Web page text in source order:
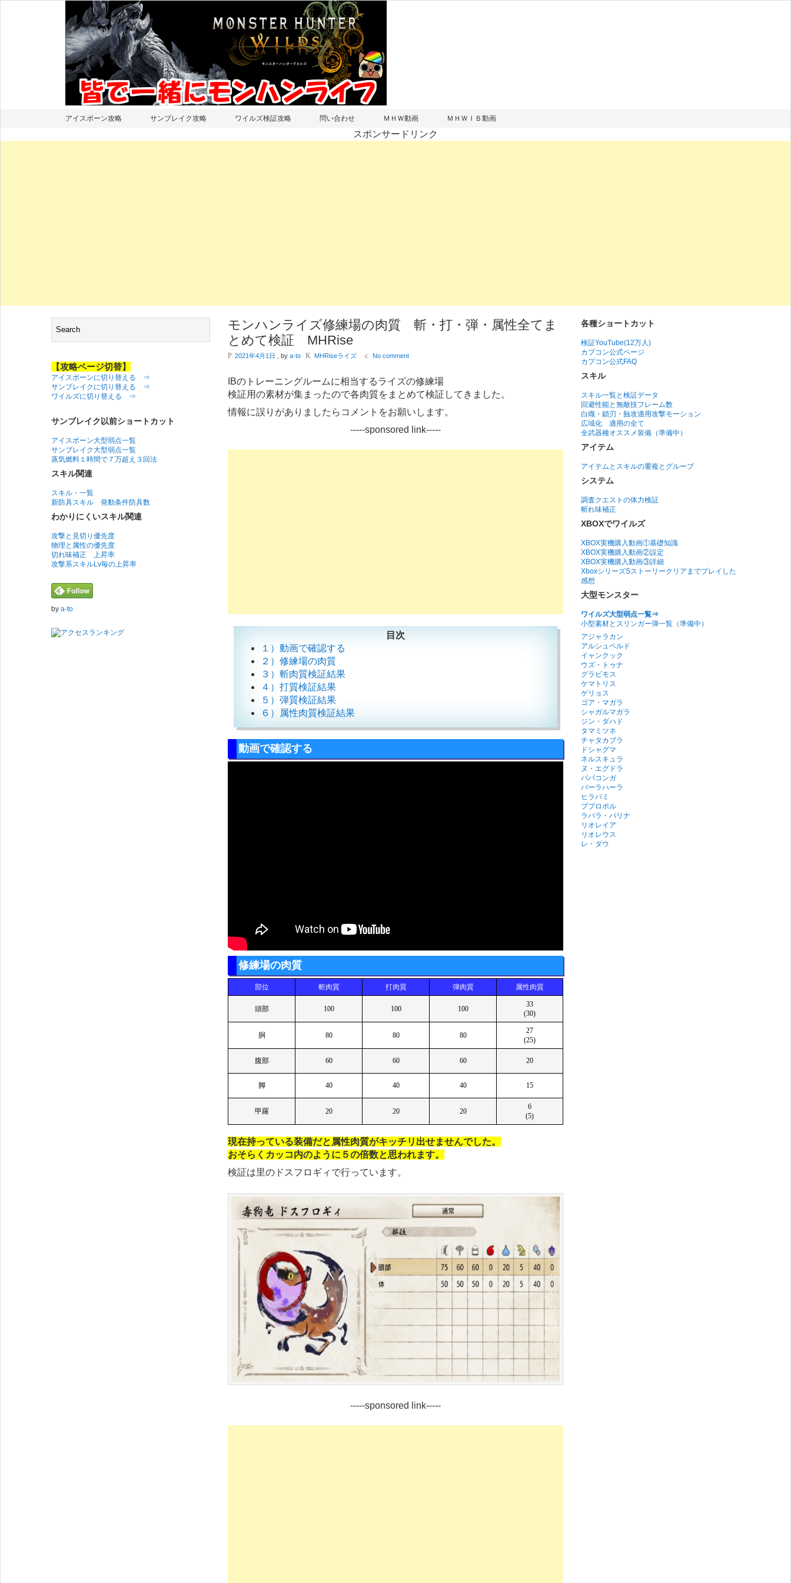
アイスボーン攻略 サンブレイク攻略 ワイルズ検証攻略 問い合わせ ＭＨＷ動画 ＭＨＷＩＢ動画
スポンサードリンク
【攻略ページ切替】
アイスボーンに切り替える ⇒
サンブレイクに切り替える ⇒
ワイルズに切り替える ⇒
サンブレイク以前ショートカット
アイスボーン大型弱点一覧
サンブレイク大型弱点一覧
蒸気燃料１時間で７万超え３回法
スキル関連
スキル・一覧
新防具スキル 発動条件防具数
わかりにくいスキル関連
攻撃と見切り優先度
物理と属性の優先度
切れ味補正 上昇率
攻撃系スキルLv毎の上昇率
by a-to
モンハンライズ修練場の肉質 斬・打・弾・属性全てま
とめて検証 MHRise
P 2021年4月1日 , by a-to K MHRiseライズ c No comment
IBのトレーニングルームに相当するライズの修練場
検証用の素材が集まったので各肉質をまとめて検証してきました。
情報に誤りがありましたらコメントをお願いします。
-----sponsored link-----
目次
１）動画で確認する
２）修練場の肉質
３）斬肉質検証結果
４）打質検証結果
５）弾質検証結果
６）属性肉質検証結果
動画で確認する
修練場の肉質
部位 斬肉質 打肉質 弾肉質 属性肉質
頭部 100 100 100
33
(30)
胴 80 80 80
27
(25)
腹部 60 60 60 20
脚 40 40 40 15
甲羅 20 20 20
6
(5)
現在持っている装備だと属性肉質がキッチリ出せませんでした。
おそらくカッコ内のように５の倍数と思われます。
検証は里のドスフロギィで行っています。
-----sponsored link-----
各種ショートカット
検証YouTube(12万人)
カプコン公式ページ
カプコン公式FAQ
スキル
スキル一覧と検証データ
回避性能と無敵技フレーム数
白熾・鎖刃・蝕攻適用攻撃モーション
広域化 適用の全て
全武器種オススメ装備（準備中）
アイテム
アイテムとスキルの重複とグループ
システム
調査クエストの体力検証
斬れ味補正
XBOXでワイルズ
XBOX実機購入動画①基礎知識
XBOX実機購入動画②設定
XBOX実機購入動画③詳細
XboxシリーズSストーリークリアまでプレイした
感想
大型モンスター
ワイルズ大型弱点一覧⇒
小型素材とスリンガー弾一覧（準備中）
アジャラカン
アルシュベルド
イャンクック
ウズ・トゥナ
グラビモス
ケマトリス
ゲリョス
ゴア・マガラ
シャガルマガラ
ジン・ダハド
タマミツネ
チャタカブラ
ドシャグマ
ネルスキュラ
ヌ・エグドラ
ババコンガ
バーラハーラ
ヒラバミ
ププロポル
ラバラ・バリナ
リオレイア
リオレウス
レ・ダウ